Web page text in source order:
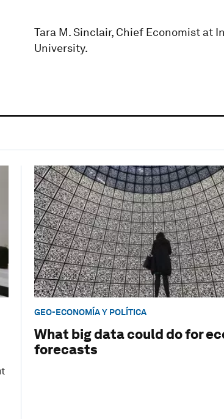
Tara M. Sinclair, Chief Economist at
University.
GEO-ECONOMÍA Y POLÍTICA
What big data could do for
forecasts